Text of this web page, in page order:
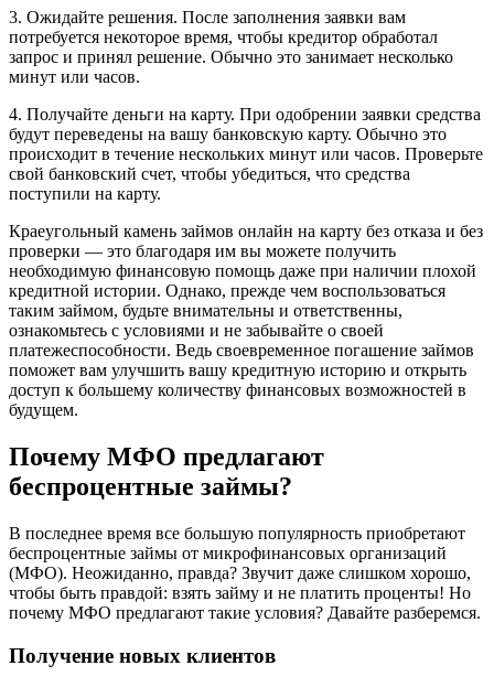
3. Ожидайте решения. После заполнения заявки вам
потребуется некоторое время, чтобы кредитор обработал
запрос и принял решение. Обычно это занимает несколько
минут или часов.
4. Получайте деньги на карту. При одобрении заявки средства
будут переведены на вашу банковскую карту. Обычно это
происходит в течение нескольких минут или часов. Проверьте
свой банковский счет, чтобы убедиться, что средства
поступили на карту.
Краеугольный камень займов онлайн на карту без отказа и без
проверки — это благодаря им вы можете получить
необходимую финансовую помощь даже при наличии плохой
кредитной истории. Однако, прежде чем воспользоваться
таким займом, будьте внимательны и ответственны,
ознакомьтесь с условиями и не забывайте о своей
платежеспособности. Ведь своевременное погашение займов
поможет вам улучшить вашу кредитную историю и открыть
доступ к большему количеству финансовых возможностей в
будущем.
Почему МФО предлагают
беспроцентные займы?
В последнее время все большую популярность приобретают
беспроцентные займы от микрофинансовых организаций
(МФО). Неожиданно, правда? Звучит даже слишком хорошо,
чтобы быть правдой: взять займу и не платить проценты! Но
почему МФО предлагают такие условия? Давайте разберемся.
Получение новых клиентов